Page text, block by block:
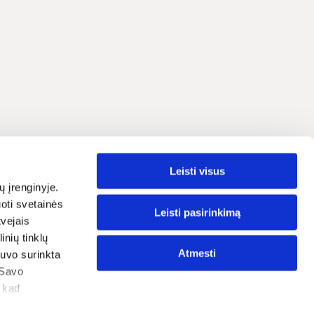
įrenginyje.
svetainės
tinklų
surinkta
Leisti visus
Leisti pasirinkimą
Atmesti
Lietuvių